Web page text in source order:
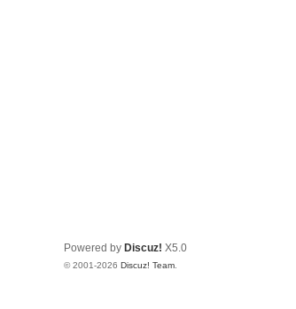
Powered by Discuz! X5.0
© 2001-2026 Discuz! Team